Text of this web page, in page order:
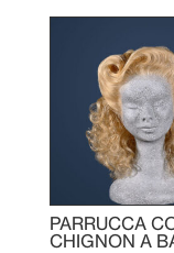
PARRUCCA
CHIGNON A